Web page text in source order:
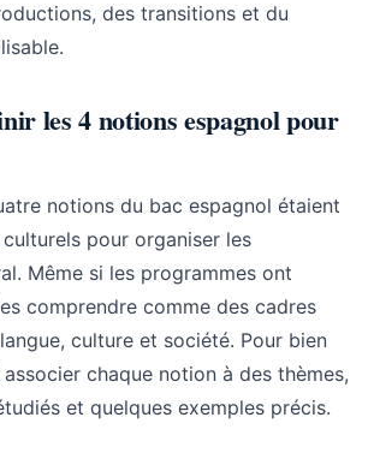
des transitions et du
les 4 notions espagnol pour
notions du bac espagnol étaient
pour organiser les
Même si les programmes ont
comprendre comme des cadres
culture et société. Pour bien
chaque notion à des thèmes,
et quelques exemples précis.